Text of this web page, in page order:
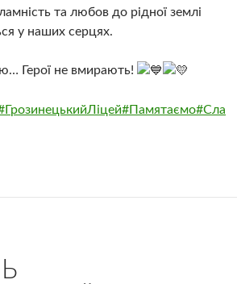
та любов до рідної землі
у наших серцях.
Герої не вмирають!
#Памятаємо#Сла